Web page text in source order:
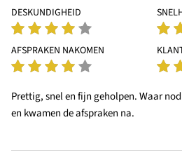
DESKUNDIGHEID
AFSPRAKEN NAKOMEN
Prettig, snel en fijn geholpen. Waar
en kwamen de afspraken na.